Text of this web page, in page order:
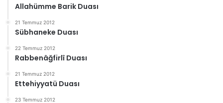
Allahümme Barik Duası
21 Temmuz 2012
Sübhaneke Duası
22 Temmuz 2012
Rabbenâğfirlî Duası
21 Temmuz 2012
Ettehiyyatü Duası
23 Temmuz 2012